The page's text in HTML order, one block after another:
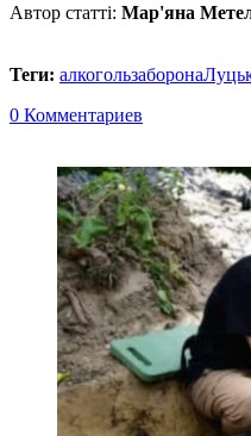
Автор статті: Мар'яна
Теги: алкогользаборона
0 Комментариев